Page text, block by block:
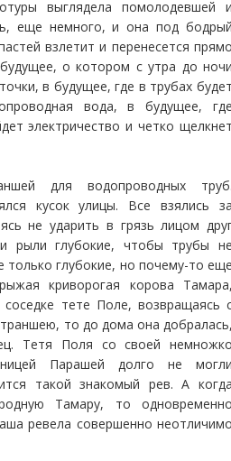
выглядела помолодевшей
еще немного, и она под
взлетит и перенесется
о котором с утра до
в будущее, где в трубах
вода, в будущее,
электричество и четко
для водопроводных
кусок улицы. Все взялись
не ударить в грязь лицом
рыли глубокие, чтобы трубы
только глубокие, но почему-то
криворогая корова
тете Поле, возвращаясь
то до дома она
Тетя Поля со своей
Парашей долго не
такой знакомый рев. А
Тамару, то
ревела совершенно